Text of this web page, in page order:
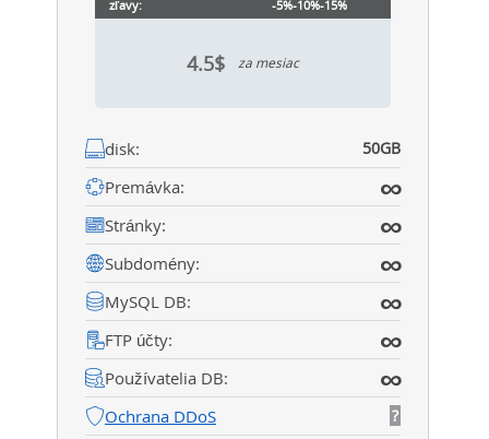
zľavy: -5%-10%-15%
4.5$ za mesiac
disk: 50GB
Premávka: ∞
Stránky: ∞
Subdomény: ∞
MySQL DB: ∞
FTP účty: ∞
Používatelia DB: ∞
Ochrana DDoS ?